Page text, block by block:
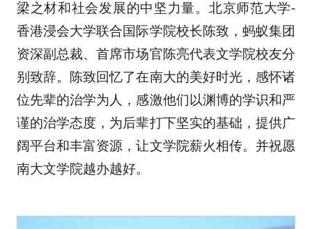
梁之材和社会发展的中坚力量。北京师范大学-
香港浸会大学联合国际学院校长陈致，蚂蚁集团
资深副总裁、首席市场官陈亮代表文学院校友分
别致辞。陈致回忆了在南大的美好时光，感怀诸
位先辈的治学为人，感激他们以渊博的学识和严
谨的治学态度，为后辈打下坚实的基础，提供广
阔平台和丰富资源，让文学院薪火相传。并祝愿
南大文学院越办越好。